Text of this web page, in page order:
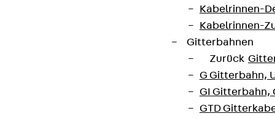
Kabelrinnen-
Kabelrinnen-
Gitterbahnen
Zurück
G Gitterbahn,
GI Gitterbahn,
GTD